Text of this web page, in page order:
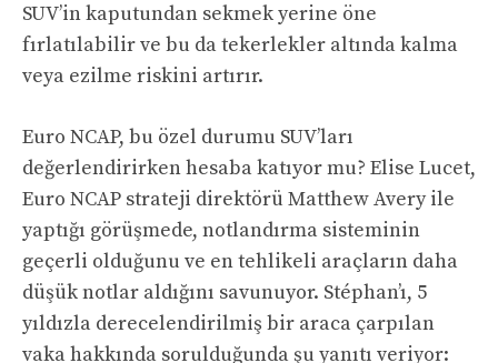
SUV’in kaputundan sekmek yerine öne
fırlatılabilir ve bu da tekerlekler altında kalma
veya ezilme riskini artırır.
Euro NCAP, bu özel durumu SUV’ları
değerlendirirken hesaba katıyor mu? Elise Lucet,
Euro NCAP strateji direktörü Matthew Avery ile
yaptığı görüşmede, notlandırma sisteminin
geçerli olduğunu ve en tehlikeli araçların daha
düşük notlar aldığını savunuyor. Stéphan’ı, 5
yıldızla derecelendirilmiş bir araca çarpılan
vaka hakkında sorulduğunda şu yanıtı veriyor: